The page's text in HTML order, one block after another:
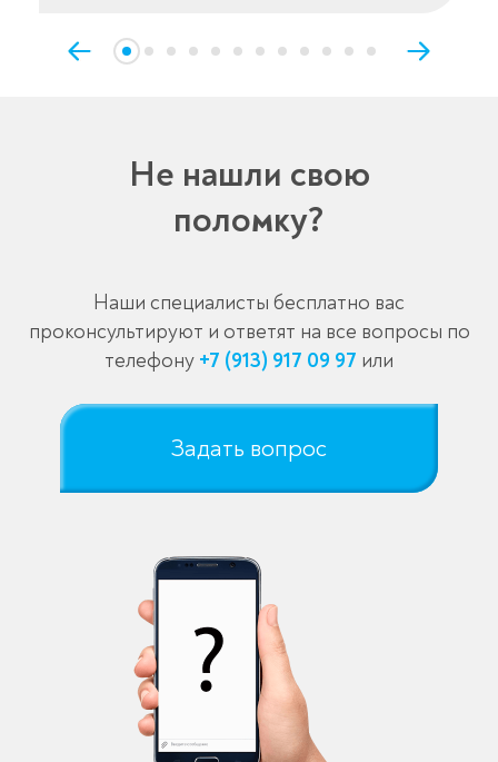
Не нашли свою
поломку?
Наши специалисты бесплатно вас
проконсультируют и ответят на все вопросы по
телефону +7 (913) 917 09 97 или
Задать вопрос